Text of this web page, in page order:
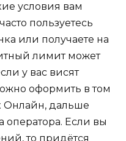
условия вам
пользуетесь
или получаете на
лимит может
у вас висят
оформить в том
Онлайн, дальше
оператора. Если вы
то придётся